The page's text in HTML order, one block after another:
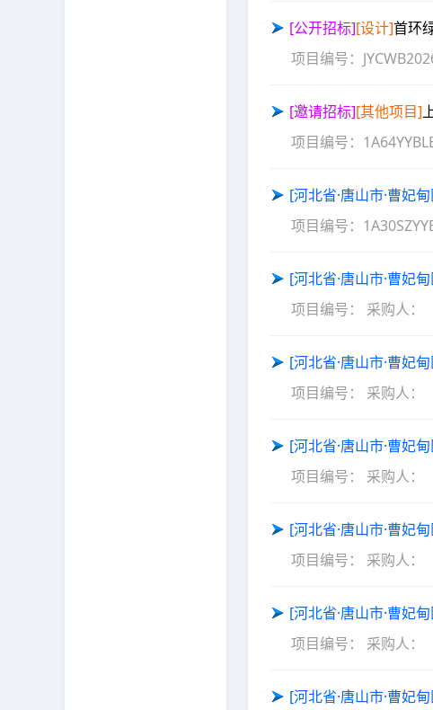
[公开招标][设计]首环绿
项目编号：
[邀请招标][其他项目]
项目编号：
[河北省·唐山市·曹妃
项目编号：
[河北省·唐山市·曹妃
项目编号：
采购人：
[河北省·唐山市·曹妃
项目编号：
采购人：
[河北省·唐山市·曹妃
项目编号：
采购人：
[河北省·唐山市·曹妃
项目编号：
采购人：
[河北省·唐山市·曹妃
项目编号：
采购人：
[河北省·唐山市·曹妃